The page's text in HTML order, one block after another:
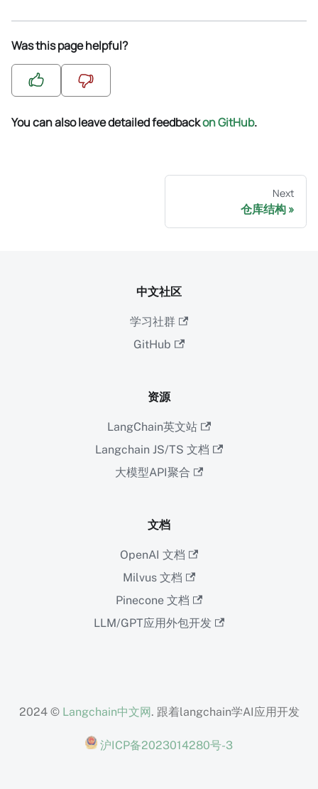
Was this page helpful?
You can also leave detailed feedbackon GitHub.
Next
仓库结构
中文社区
学习社群
GitHub
资源
LangChain英文站
Langchain JS/TS 文档
大模型API聚合
文档
OpenAI 文档
Milvus 文档
Pinecone 文档
LLM/GPT应用外包开发
2024 © Langchain中文网 . 跟着langchain学AI应用开发
沪ICP备2023014280号-3